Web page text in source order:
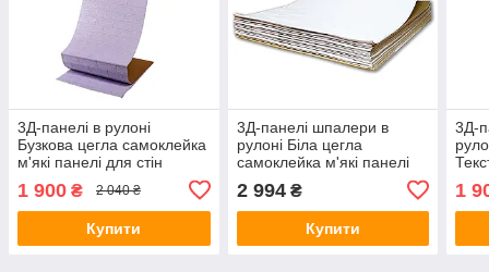
3Д-панелі в рулоні
Бузкова цегла самоклейка
м'які панелі для стін
700мм*20м*3мм R015-3-
20 SW-00001470
1 900 ₴ 2 040 ₴
Купити
3Д-панелі шпалери в
рулоні Біла цегла
самоклейка м'які панелі
для стін 700мм*196м*5мм
R031-5-20 SW-00001335
2 994₴
Купити
3Д-
1